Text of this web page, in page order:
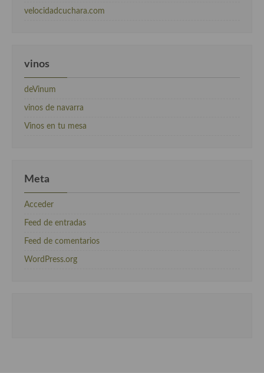
velocidadcuchara.com
vinos
deVinum
vinos de navarra
Vinos en tu mesa
Meta
Acceder
Feed de entradas
Feed de comentarios
WordPress.org